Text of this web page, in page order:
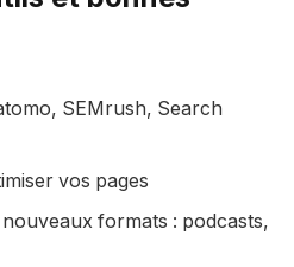
SEMrush, Search
vos pages
nouveaux formats : podcasts,